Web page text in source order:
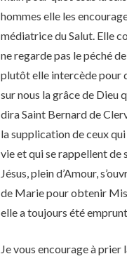
hommes elle les
médiatrice du Salut. Elle
ne regarde pas le péché
plutôt elle intercède pour
sur nous la grâce de Dieu
dira Saint Bernard de
la supplication de ceux
vie et qui se rappellent de
Jésus, plein d’Amour,
de Marie pour obtenir
elle a toujours été
Je vous encourage à